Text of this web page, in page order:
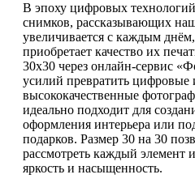
В эпоху цифровых
снимков, рассказывающих
увеличивается с каждым
приобретает качество их
30х30 через онлайн-сервис
усилий превратить цифровые
высококачественные
идеально подходит для
оформления интерьера или
подарков. Размер 30 на 30
рассмотреть каждый элемент
яркость и насыщенность.